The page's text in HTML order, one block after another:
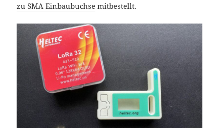
zu SMA Einbaubuchse mitbestellt.